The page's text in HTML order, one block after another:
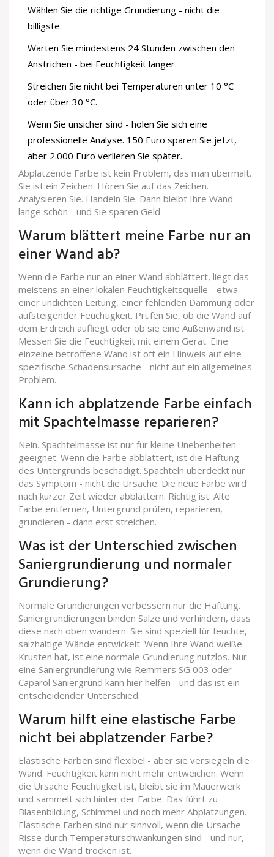
Wählen Sie die richtige Grundierung - nicht die
billigste.
Warten Sie mindestens 24 Stunden zwischen den
Anstrichen - bei Feuchtigkeit länger.
Streichen Sie nicht bei Temperaturen unter 10 °C
oder über 30 °C.
Wenn Sie unsicher sind - holen Sie sich eine
professionelle Analyse. 150 Euro sparen Sie jetzt,
aber 2.000 Euro verlieren Sie später.
Abplatzende Farbe ist kein Problem, das man übermalt.
Sie ist ein Zeichen. Hören Sie auf das Zeichen.
Analysieren Sie. Handeln Sie. Dann bleibt Ihre Wand
lange schön - und Sie sparen Geld.
Warum blättert meine Farbe nur an
einer Wand ab?
Wenn die Farbe nur an einer Wand abblättert, liegt das
meistens an einer lokalen Feuchtigkeitsquelle - etwa
einer undichten Leitung, einer fehlenden Dämmung oder
aufsteigender Feuchtigkeit. Prüfen Sie, ob die Wand auf
dem Erdreich aufliegt oder ob sie eine Außenwand ist.
Messen Sie die Feuchtigkeit mit einem Gerät. Eine
einzelne betroffene Wand ist oft ein Hinweis auf eine
spezifische Schadensursache - nicht auf ein allgemeines
Problem.
Kann ich abplatzende Farbe einfach
mit Spachtelmasse reparieren?
Nein. Spachtelmasse ist nur für kleine Unebenheiten
geeignet. Wenn die Farbe abblättert, ist die Haftung
des Untergrunds beschädigt. Spachteln überdeckt nur
das Symptom - nicht die Ursache. Die neue Farbe wird
nach kurzer Zeit wieder abblättern. Richtig ist: Alte
Farbe entfernen, Untergrund prüfen, reparieren,
grundieren - dann erst streichen.
Was ist der Unterschied zwischen
Saniergrundierung und normaler
Grundierung?
Normale Grundierungen verbessern nur die Haftung.
Saniergrundierungen binden Salze und verhindern, dass
diese nach oben wandern. Sie sind speziell für feuchte,
salzhaltige Wände entwickelt. Wenn Ihre Wand weiße
Krusten hat, ist eine normale Grundierung nutzlos. Nur
eine Saniergrundierung wie Remmers SG 003 oder
Caparol Saniergrund kann hier helfen - und das ist ein
entscheidender Unterschied.
Warum hilft eine elastische Farbe
nicht bei abplatzender Farbe?
Elastische Farben sind flexibel - aber sie versiegeln die
Wand. Feuchtigkeit kann nicht mehr entweichen. Wenn
die Ursache Feuchtigkeit ist, bleibt sie im Mauerwerk
und sammelt sich hinter der Farbe. Das führt zu
Blasenbildung, Schimmel und noch mehr Abplatzungen.
Elastische Farben sind nur sinnvoll, wenn die Ursache
Risse durch Temperaturschwankungen sind - und nur,
wenn die Wand trocken ist.